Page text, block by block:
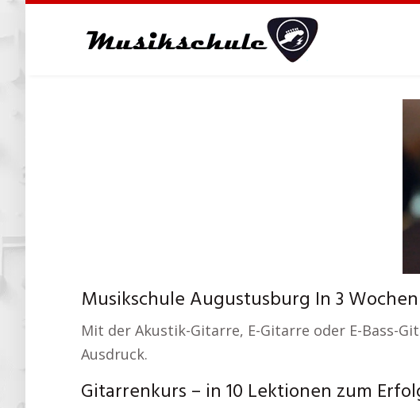
content
Musikschule Augustusburg In 3
Mit der Akustik-Gitarre, E-Gitarre oder E-Bass-
Ausdruck.
Gitarrenkurs – in 10 Lektionen zum